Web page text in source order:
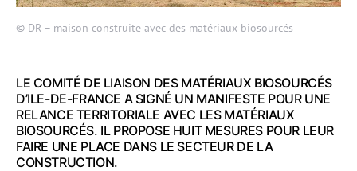
© DR – maison construite avec des matériaux biosourcés
LE COMITÉ DE LIAISON DES MATÉRIAUX BIOSOURCÉS
D’ILE-DE-FRANCE A SIGNÉ UN MANIFESTE POUR UNE
RELANCE TERRITORIALE AVEC LES MATÉRIAUX
BIOSOURCÉS. IL PROPOSE HUIT MESURES POUR LEUR
FAIRE UNE PLACE DANS LE SECTEUR DE LA
CONSTRUCTION.